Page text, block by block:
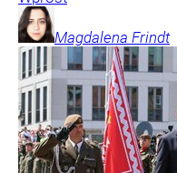
Magdalena Frindt